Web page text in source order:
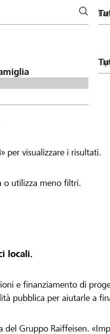
» per visualizzare i risultati.
o utilizza meno filtri.
locali.
e finanziamento di
pubblica per aiutarle a
del Gruppo Raiffeisen.